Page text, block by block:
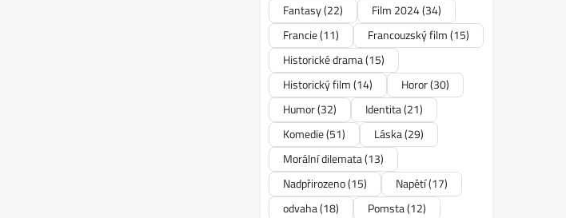
Fantasy(22) Film 2024(34)
Francie(11) Francouzský film(15)
Historické drama(15)
Historický film(14) Horor(30)
Humor(32) Identita(21)
Komedie(51) Láska(29)
Morální dilemata(13)
Nadpřirozeno(15) Napětí(17)
odvaha(18) Pomsta(12)